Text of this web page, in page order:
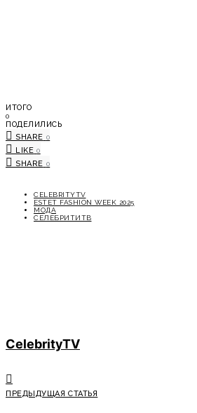
ИТОГО
0
ПОДЕЛИЛИСЬ
SHARE 0
LIKE 0
SHARE 0
CELEBRITYTV
ESTET FASHION WEEK 2025
МОДА
СЕЛЕБРИТИТВ
CelebrityTV
ПРЕДЫДУЩАЯ СТАТЬЯ